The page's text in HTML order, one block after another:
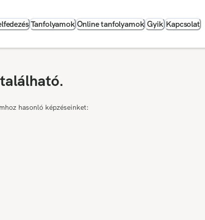
Tanfolyamok Online tanfolyamok Gyik Kapcsolat
hasonló képzéseinket: